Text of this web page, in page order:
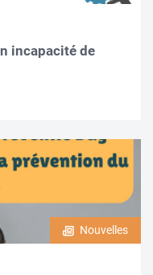
incapacité de
Nouvelles